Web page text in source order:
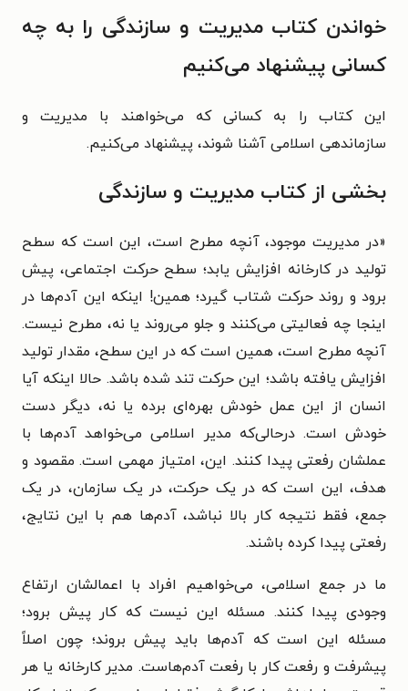
خواندن کتاب مدیریت و سازندگی را به چه
کسانی پیشنهاد می‌کنیم
این کتاب را به کسانی که می‌خواهند با مدیریت و
سازماندهی اسلامی آشنا شوند، پیشنهاد می‌کنیم.
بخشی از کتاب مدیریت و سازندگی
«در مدیریت موجود، آنچه مطرح است، این است که سطح
تولید در کارخانه افزایش یابد؛ سطح حرکت اجتماعی، پیش
برود و روند حرکت شتاب گیرد؛ همین! اینکه این آدم‌ها در
اینجا چه فعالیتی می‌کنند و جلو می‌روند یا نه، مطرح نیست.
آنچه مطرح است، همین است که در این سطح، مقدار تولید
افزایش یافته باشد؛ این حرکت تند شده باشد. حالا اینکه آیا
انسان از این عمل خودش بهره‌ای برده یا نه، دیگر دست
خودش است. درحالی‌که مدیر اسلامی می‌خواهد آدم‌ها با
عملشان رفعتی پیدا کنند. این، امتیاز مهمی است. مقصود و
هدف، این است که در یک حرکت، در یک سازمان، در یک
جمع، فقط نتیجه کار بالا نباشد، آدم‌ها هم با این نتایج،
رفعتی پیدا کرده باشند.
ما در جمع اسلامی، می‌خواهیم افراد با اعمالشان ارتفاع
وجودی پیدا کنند. مسئله این نیست که کار پیش برود؛
مسئله این است که آدم‌ها باید پیش بروند؛ چون اصلاً
پیشرفت و رفعت کار با رفعت آدم‌هاست. مدیر کارخانه یا هر